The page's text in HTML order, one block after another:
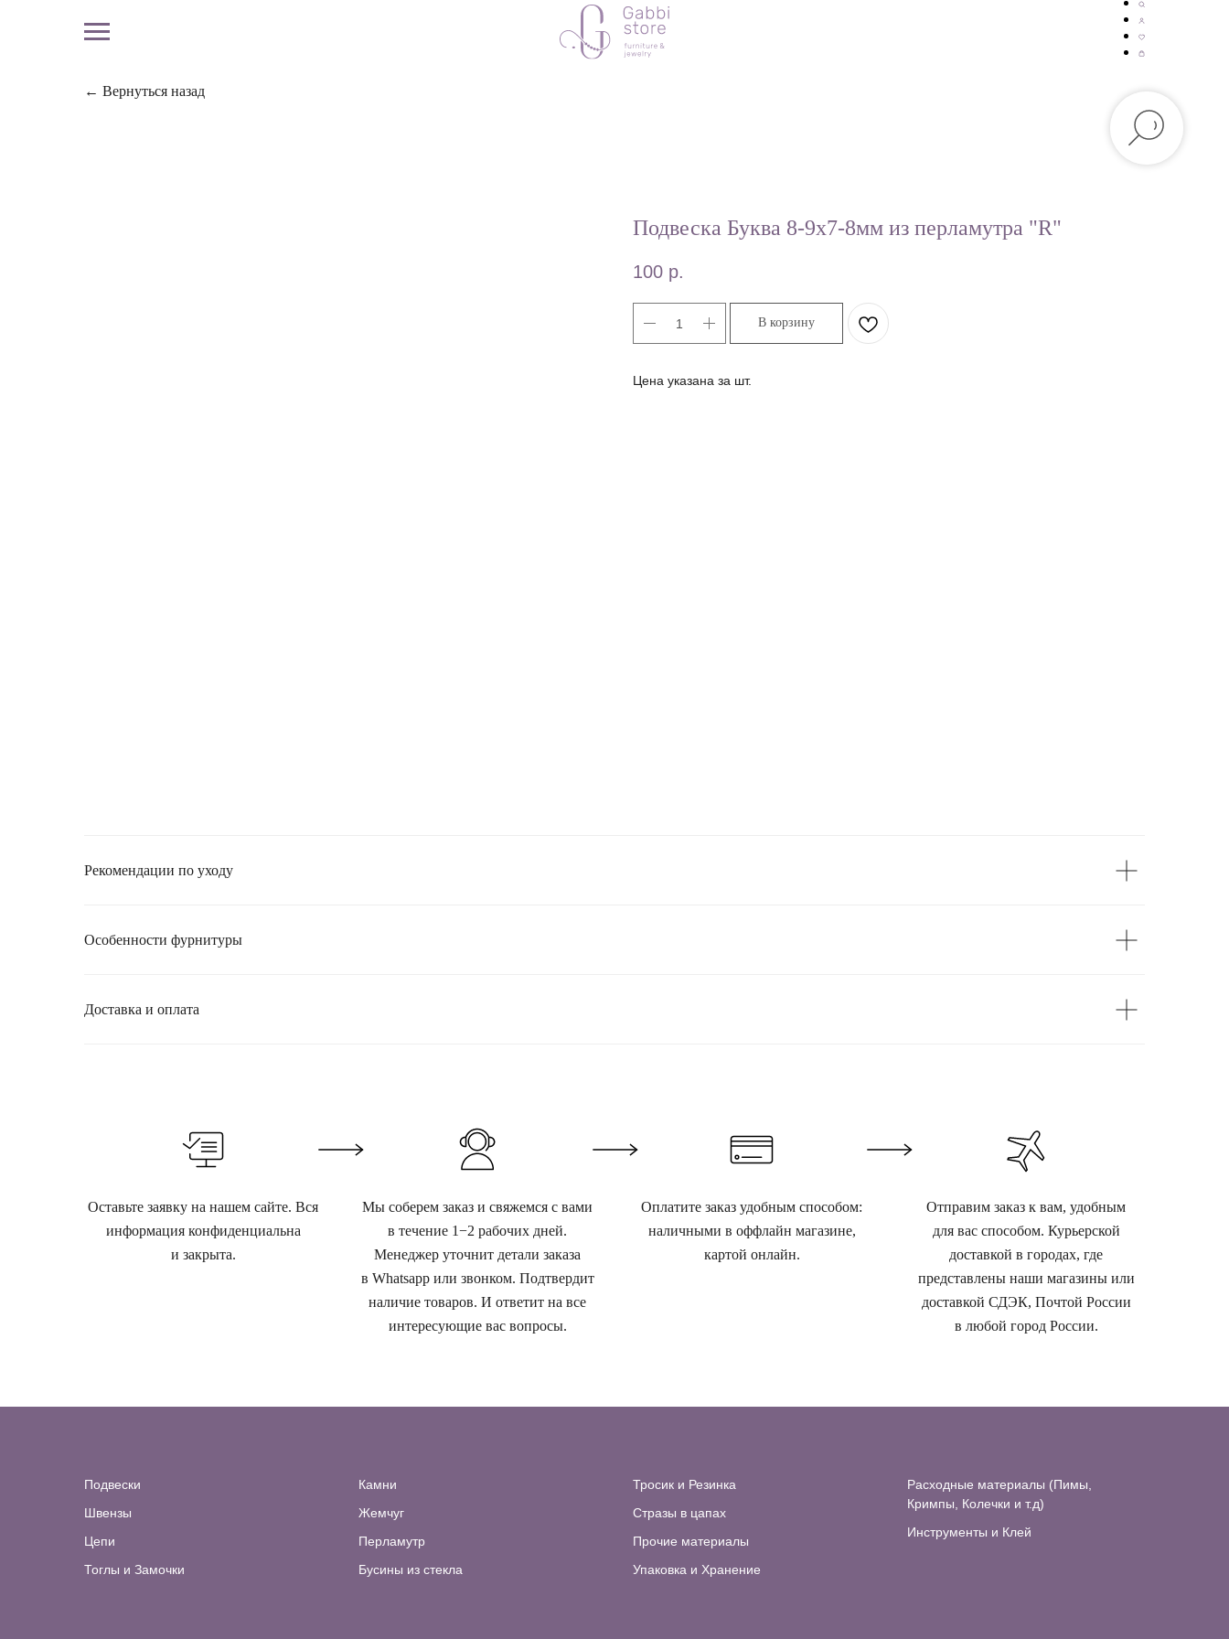
← Вернуться назад
Подвеска Буква 8-9х7-8мм из перламутра "R"
100 р.
В корзину
Цена указана за шт.
Рекомендации по уходу
Особенности фурнитуры
Доставка и оплата
Оставьте заявку на нашем сайте. Вся
информация конфиденциальна
и закрыта.
Мы соберем заказ и свяжемся с вами
в течение 1−2 рабочих дней.
Менеджер уточнит детали заказа
в Whatsapp или звонком. Подтвердит
наличие товаров. И ответит на все
интересующие вас вопросы.
Оплатите заказ удобным способом:
наличными в оффлайн магазине,
картой онлайн.
Отправим заказ к вам, удобным
для вас способом. Курьерской
доставкой в городах, где
представлены наши магазины или
доставкой СДЭК, Почтой России
в любой город России.
Подвески
Швензы
Цепи
Тоглы и Замочки
Камни
Жемчуг
Перламутр
Бусины из стекла
Тросик и Резинка
Стразы в цапах
Прочие материалы
Упаковка и Хранение
Расходные материалы (Пимы,
Кримпы, Колечки и т.д)
Инструменты и Клей